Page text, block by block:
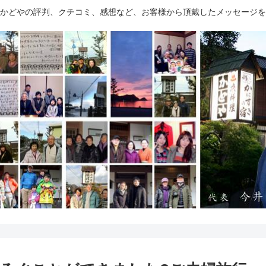
どやの評判、クチコミ、感想など、お客様から頂戴したメッセージ